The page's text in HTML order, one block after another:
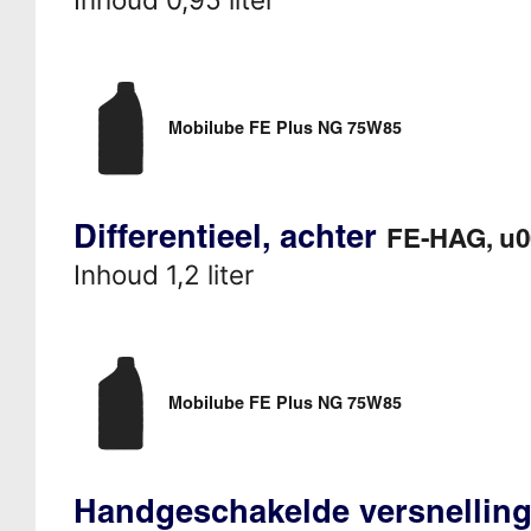
Mobilube FE Plus NG 75W85
Differentieel, achter FE-HAG,
Inhoud 1,2 liter
Mobilube FE Plus NG 75W85
Handgeschakelde